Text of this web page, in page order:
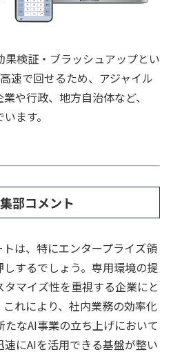
検証・ブラッシュアップとい
速で回せるため、アジャイル
や行政、地方自治体など、
ます。
部コメント
は、特にエンタープライズ領
するでしょう。専用環境の提
マイズ性を重視する企業にと
れにより、社内業務の効率化
なAI事業の立ち上げにおいて
にAIを活用できる基盤が整い